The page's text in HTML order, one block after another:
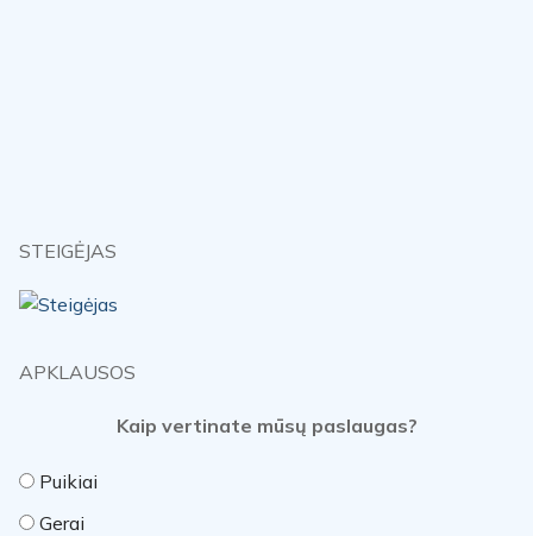
STEIGĖJAS
APKLAUSOS
Kaip vertinate mūsų paslaugas?
Puikiai
Gerai